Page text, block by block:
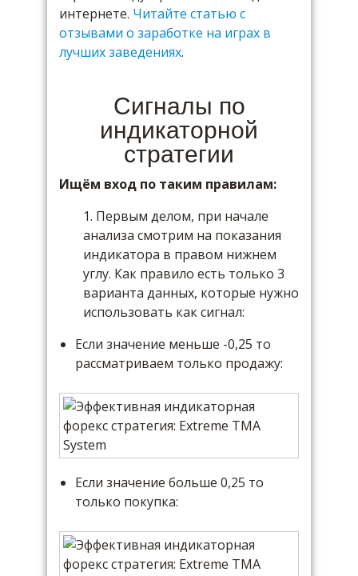
интернете. Читайте статью с
отзывами о заработке на играх в
лучших заведениях.
Сигналы по
индикаторной
стратегии
Ищём вход по таким правилам:
1. Первым делом, при начале
анализа смотрим на показания
индикатора в правом нижнем
углу. Как правило есть только 3
варианта данных, которые нужно
использовать как сигнал:
Если значение меньше -0,25 то
рассматриваем только продажу:
Если значение больше 0,25 то
только покупка: